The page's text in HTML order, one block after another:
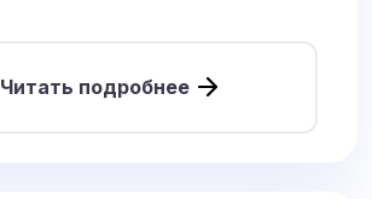
Читать подробнее